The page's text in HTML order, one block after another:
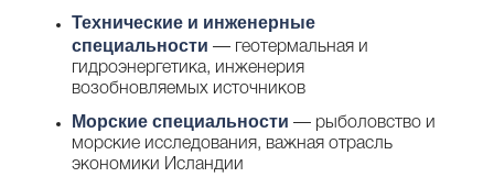
Технические и инженерные
специальности — геотермальная и
гидроэнергетика, инженерия
возобновляемых источников
Морские специальности — рыболовство и
морские исследования, важная отрасль
экономики Исландии